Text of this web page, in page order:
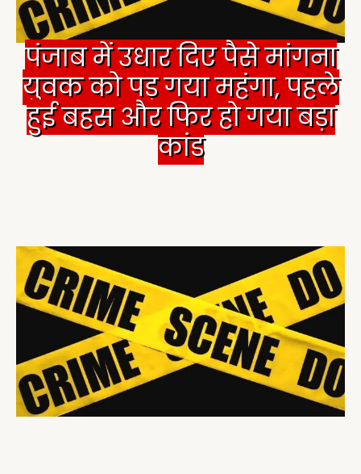
पंजाब में उधार दिए पैसे मांगना
युवक को पड़ गया महंगा, पहले
हुई बहस और फिर हो गया बड़ा
कांड